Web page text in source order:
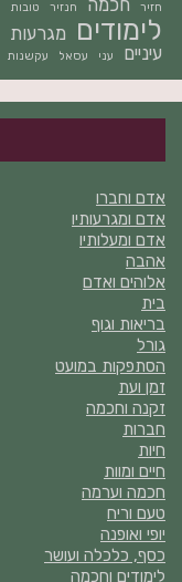
חזיר חכמה חנזיר טובות
לימודים מגרעות
עיניים עני עסאל עקשנות
אדם וחברו
אדם ומגרעותיו
אדם ומעלותיו
אהבה
אלוהים ואדם
בית
בריאות וגוף
גורל
הסתפקות במועט
זמן ועת
זקנה וחכמה
חברות
חיות
חיים ומוות
חכמה וערמה
טעם וריח
יופי ואופנה
כסף, כלכלה ועושר
לימודים וחכמה